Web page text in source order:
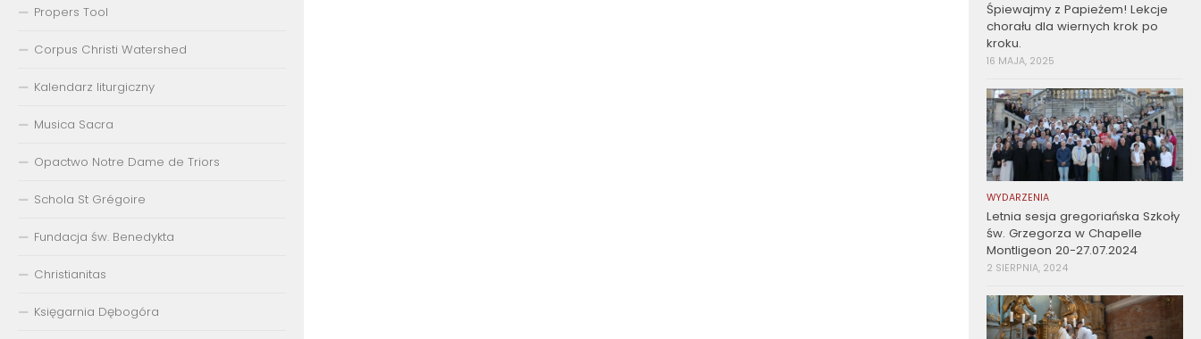
Propers Tool
Corpus Christi Watershed
Kalendarz liturgiczny
Musica Sacra
Opactwo Notre Dame de Triors
Schola St Grégoire
Fundacja św. Benedykta
Christianitas
Księgarnia Dębogóra
Śpiewajmy z Papieżem! Lekcje
chorału dla wiernych krok po
kroku.
16 MAJA, 2025
WYDARZENIA
Letnia sesja gregoriańska Szkoły
św. Grzegorza w Chapelle
Montligeon 20-27.07.2024
2 SIERPNIA, 2024